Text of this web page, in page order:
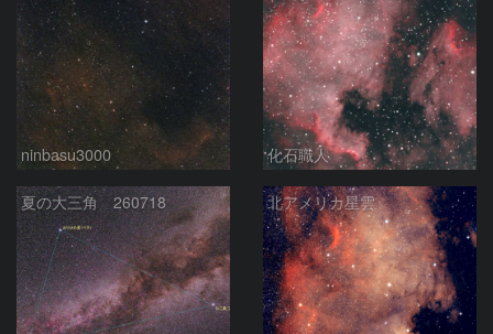
ninbasu3000 化石職人
夏の大三角 260718 北アメリカ星雲